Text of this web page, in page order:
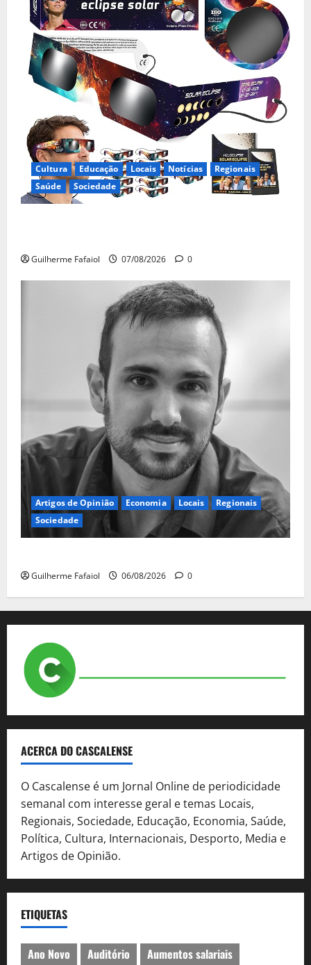
Cultura Educação Locais Notícias
Regionais
Saúde
Sociedade
Guilherme Fafaiol 07/08/2026 0
Artigos de Opinião Economia Locais
Regionais
Sociedade
Guilherme Fafaiol 06/08/2026 0
ACERCA DO CASCALENSE
O Cascalense é um Jornal Online de periodicidade
semanal com interesse geral e temas Locais,
Regionais, Sociedade, Educação, Economia, Saúde,
Política, Cultura, Internacionais, Desporto, Media e
Artigos de Opinião.
ETIQUETAS
Ano Novo Auditório
Aumentos salariais